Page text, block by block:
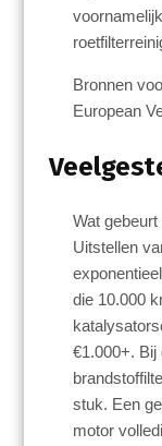
Bronnen
European
Wat
Uitstellen
die 10.000
€1.000+. Bij
stuk. Een
motor